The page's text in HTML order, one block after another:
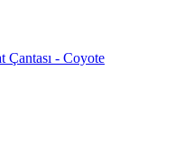
Çantası - Coyote